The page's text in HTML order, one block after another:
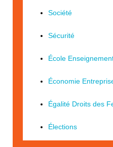
Société
Sécurité
École
Économie
Égalité Droits des
Élections